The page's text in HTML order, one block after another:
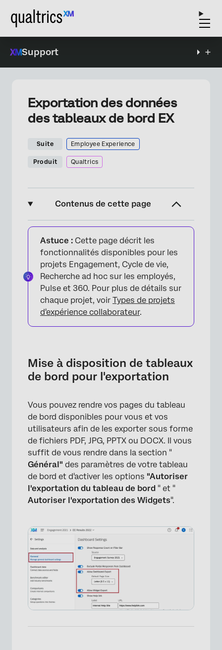
Support
Exportation des données
des tableaux de bord EX
Suite Employee Experience
Produit Qualtrics
Contenus de cette page
Mise à disposition de tableaux de bord pour
l'exportation
Exportation des pages du tableau de bord
Filtres dans les exportations de pages du
Tableau de bord
Notations des exportations par unité
d'organisation
Astuce : Cette page décrit les
fonctionnalités disponibles pour les
projets Engagement, Cycle de vie,
Recherche ad hoc sur les employés,
Pulse et 360. Pour plus de détails sur
chaque projet, voir Types de projets
d'expérience collaborateur.
Mise à disposition de tableaux
de bord pour l'exportation
Vous pouvez rendre vos pages du tableau
de bord disponibles pour vous et vos
utilisateurs afin de les exporter sous forme
de fichiers PDF, JPG, PPTX ou DOCX. Il vous
suffit de vous rendre dans la section "
Général" des paramètres de votre tableau
de bord et d'activer les options "Autoriser
l'exportation du tableau de bord " et "
Autoriser l'exportation des Widgets".